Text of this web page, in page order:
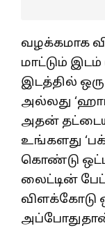
வழக்கமாக
மாட்டும் இடம்
இடத்தில்
அல்லது
அதன்
உங்களது
கொண்டு
லைட்டின்
விளக்கோடு